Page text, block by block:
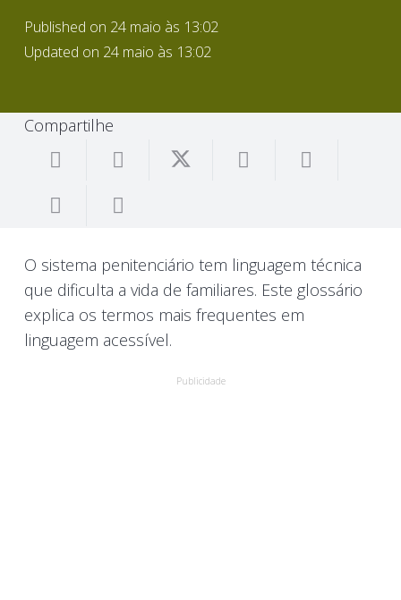
Published on 24 maio às 13:02
Updated on 24 maio às 13:02
Compartilhe
O sistema penitenciário tem linguagem técnica
que dificulta a vida de familiares. Este glossário
explica os termos mais frequentes em
linguagem acessível.
Publicidade